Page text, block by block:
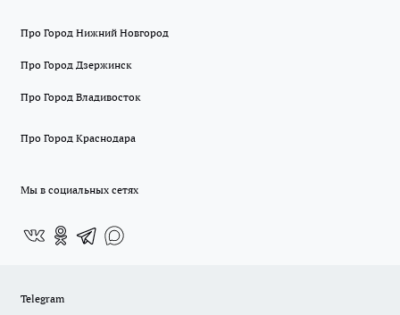
Про Город Нижний Новгород
Про Город Дзержинск
Про Город Владивосток
Про Город Краснодара
Мы в социальных сетях
Telegram